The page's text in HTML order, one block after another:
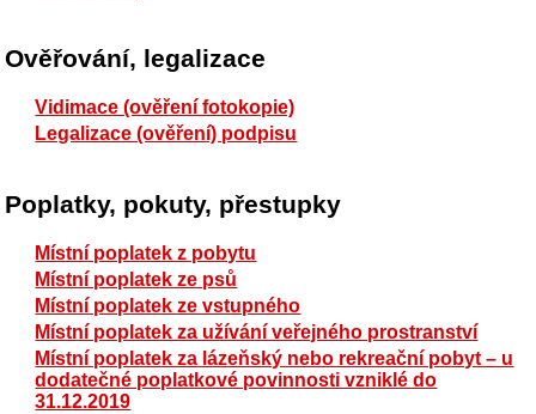
Ověřování, legalizace
Vidimace (ověření fotokopie)
Legalizace (ověření) podpisu
Poplatky, pokuty, přestupky
Místní poplatek z pobytu
Místní poplatek ze psů
Místní poplatek ze vstupného
Místní poplatek za užívání veřejného prostranství
Místní poplatek za lázeňský nebo rekreační pobyt – u
dodatečné poplatkové povinnosti vzniklé do
31.12.2019